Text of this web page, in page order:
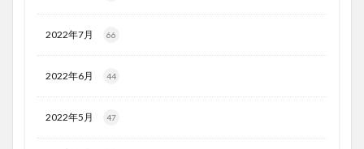
2022年7月 66
2022年6月 44
2022年5月 47